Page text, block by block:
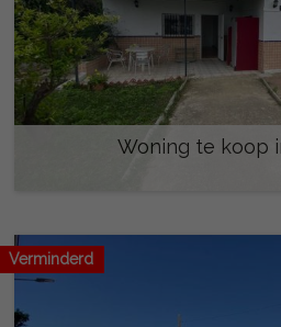
Woning te koop
Verminderd